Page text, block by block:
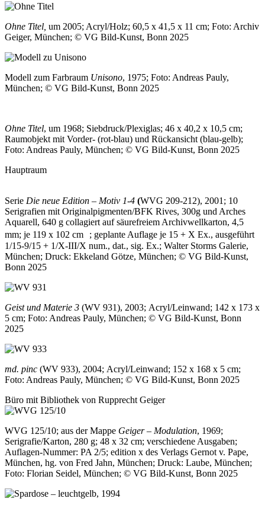
Ohne Titel, um 2005; Acryl/Holz; 60,5 x 41,5 x 11 cm; Foto: Archiv
Geiger, München; © VG Bild-Kunst, Bonn 2025
Modell zum Farbraum Unisono, 1975; Foto: Andreas Pauly,
München; © VG Bild-Kunst, Bonn 2025
Ohne Titel, um 1968; Siebdruck/Plexiglas; 46 x 40,2 x 10,5 cm;
Raumobjekt mit Vorder- (rot-blau) und Rückansicht (blau-gelb);
Foto: Andreas Pauly, München; © VG Bild-Kunst, Bonn 2025
Hauptraum
Serie Die neue Edition – Motiv 1-4 (WVG 209-212), 2001; 10
Serigrafien mit Originalpigmenten/BFK Rives, 300g und Arches
Aquarell, 640 g collagiert auf säurefreiem Archivwellkarton, 4,5
mm; je 119 x 102 cm ; geplante Auflage je 15 + X Ex., ausgeführt
1/15-9/15 + 1/X-III/X num., dat., sig. Ex.; Walter Storms Galerie,
München; Druck: Ekkeland Götze, München; © VG Bild-Kunst,
Bonn 2025
Geist und Materie 3 (WV 931), 2003; Acryl/Leinwand; 142 x 173 x
5 cm; Foto: Andreas Pauly, München; © VG Bild-Kunst, Bonn
2025
md. pinc (WV 933), 2004; Acryl/Leinwand; 152 x 168 x 5 cm;
Foto: Andreas Pauly, München; © VG Bild-Kunst, Bonn 2025
Büro mit Bibliothek von Rupprecht Geiger
WVG 125/10; aus der Mappe Geiger – Modulation, 1969;
Serigrafie/Karton, 280 g; 48 x 32 cm; verschiedene Ausgaben;
Auflagen-Nummer: PA 2/5; edition x des Verlags Gernot v. Pape,
München, hg. von Fred Jahn, München; Druck: Laube, München;
Foto: Florian Seidel, München; © VG Bild-Kunst, Bonn 2025